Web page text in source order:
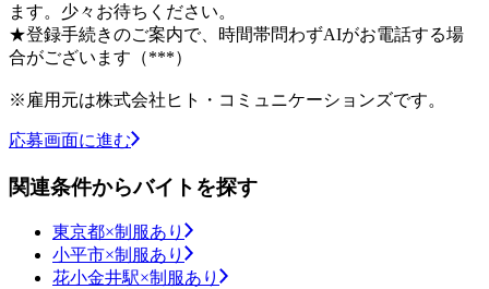
ます。少々お待ちください。
★登録手続きのご案内で、時間帯問わずAIがお電話する場
合がございます（***）
※雇用元は株式会社ヒト・コミュニケーションズです。
応募画面に進む
関連条件からバイトを探す
東京都×制服あり
小平市×制服あり
花小金井駅×制服あり